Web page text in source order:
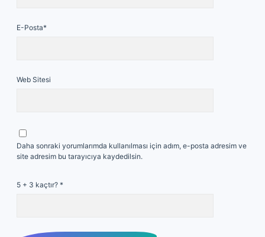
E-Posta*
Web Sitesi
Daha sonraki yorumlarımda kullanılması için adım, e-posta adresim ve
site adresim bu tarayıcıya kaydedilsin.
5 + 3 kaçtır? *